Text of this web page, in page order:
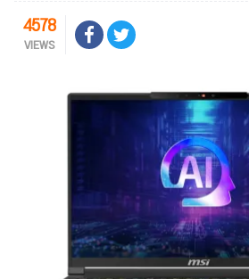
4578
VIEWS